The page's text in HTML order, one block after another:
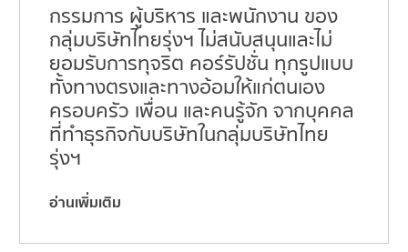
กรรมการ ผู้บริหาร และพนักงาน ของ
กลุ่มบริษัทไทยรุ่งฯ ไม่สนับสนุนและไม่
ยอมรับการทุจริต คอร์รัปชั่น ทุกรูปแบบ
ทั้งทางตรงและทางอ้อมให้แก่ตนเอง
ครอบครัว เพื่อน และคนรู้จัก จากบุคคล
ที่ทำธุรกิจกับบริษัทในกลุ่มบริษัทไทย
รุ่งฯ
อ่านเพิ่มเติม